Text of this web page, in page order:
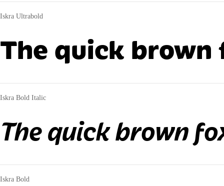
Iskra Ultrabold
The quick brown
Iskra Bold Italic
The quick brown
Iskra Bold